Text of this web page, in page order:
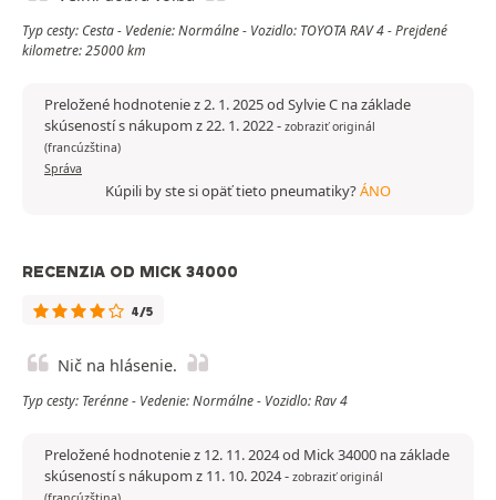
Typ cesty: Cesta - Vedenie: Normálne - Vozidlo: TOYOTA RAV 4 - Prejdené
kilometre: 25000 km
Preložené hodnotenie z 2. 1. 2025 od Sylvie C na základe
skúseností s nákupom z 22. 1. 2022- zobraziť originál
(francúzština)
Správa
Kúpili by ste si opäť tieto pneumatiky?ÁNO
RECENZIA OD MICK 34000
4/5
Nič na hlásenie.
Typ cesty: Terénne - Vedenie: Normálne - Vozidlo: Rav 4
Preložené hodnotenie z 12. 11. 2024 od Mick 34000 na základe
skúseností s nákupom z 11. 10. 2024- zobraziť originál